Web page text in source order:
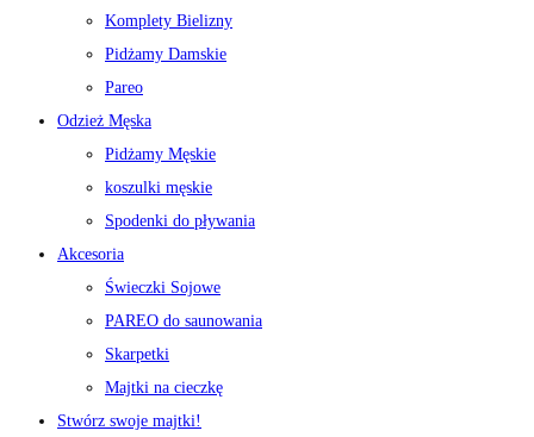
Komplety Bielizny
Pidżamy Damskie
Pareo
Odzież Męska
Pidżamy Męskie
koszulki męskie
Spodenki do pływania
Akcesoria
Świeczki Sojowe
PAREO do saunowania
Skarpetki
Majtki na cieczkę
Stwórz swoje majtki!